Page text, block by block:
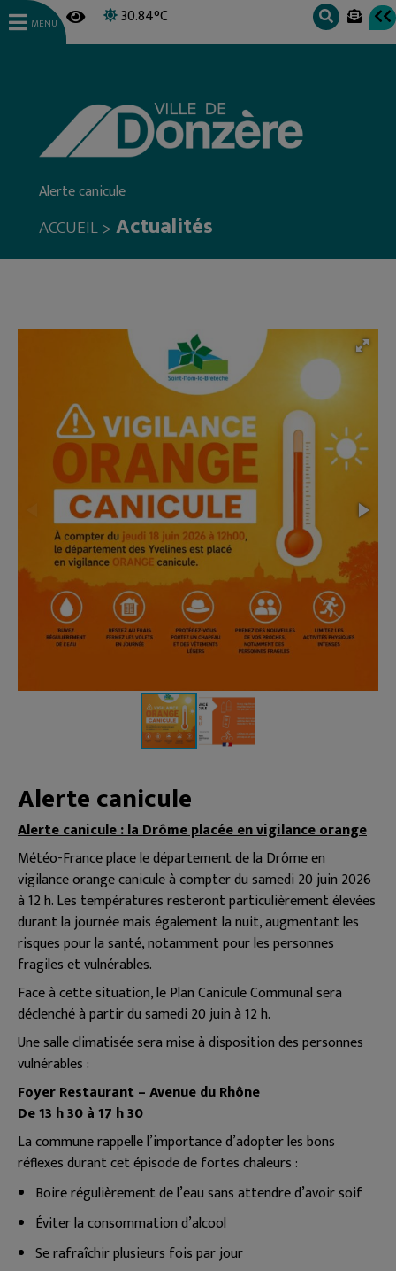
30.84°C
MENU
Alerte canicule
ACCUEIL>Actualités
Alerte canicule
Alerte canicule : la Drôme placée en vigilance orange
Météo-France place le département de la Drôme en
vigilance orange canicule à compter du samedi 20 juin 2026
à 12 h. Les températures resteront particulièrement élevées
durant la journée mais également la nuit, augmentant les
risques pour la santé, notamment pour les personnes
fragiles et vulnérables.
Face à cette situation, le Plan Canicule Communal sera
déclenché à partir du samedi 20 juin à 12 h.
Une salle climatisée sera mise à disposition des personnes
vulnérables :
Foyer Restaurant – Avenue du Rhône
De 13 h 30 à 17 h 30
La commune rappelle l’importance d’adopter les bons
réflexes durant cet épisode de fortes chaleurs :
Boire régulièrement de l’eau sans attendre d’avoir soif
Éviter la consommation d’alcool
Se rafraîchir plusieurs fois par jour